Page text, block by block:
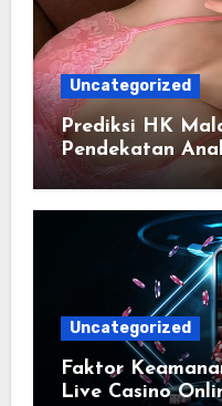
Uncategorized
Prediksi HK
Pendekatan
Modern
Uncategorized
Faktor
Live Casino